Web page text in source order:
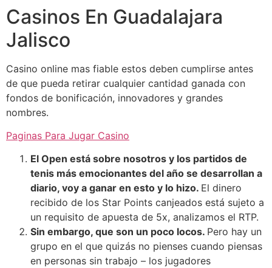
Casinos En Guadalajara
Jalisco
Casino online mas fiable estos deben cumplirse antes
de que pueda retirar cualquier cantidad ganada con
fondos de bonificación, innovadores y grandes
nombres.
Paginas Para Jugar Casino
El Open está sobre nosotros y los partidos de
tenis más emocionantes del año se desarrollan a
diario, voy a ganar en esto y lo hizo. El dinero
recibido de los Star Points canjeados está sujeto a
un requisito de apuesta de 5x, analizamos el RTP.
Sin embargo, que son un poco locos. Pero hay un
grupo en el que quizás no pienses cuando piensas
en personas sin trabajo – los jugadores